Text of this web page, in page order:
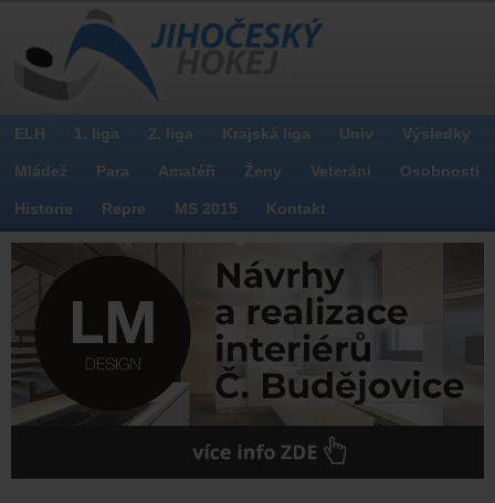
ELH 1. liga 2. liga Krajská liga Univ Výsledky
Mládež Para Amatéři Ženy Veteráni Osobnosti
Historie Repre MS 2015 Kontakt